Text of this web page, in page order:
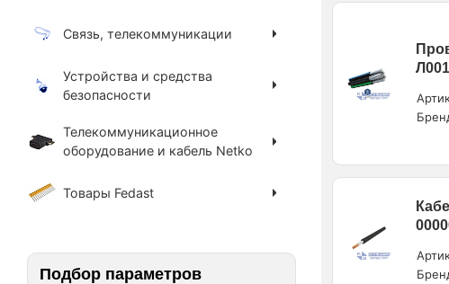
Связь, телекоммуникации
Устройства и средства
безопасности
Телекоммуникационное
оборудование и кабель Netko
Товары Fedast
Подбор параметров